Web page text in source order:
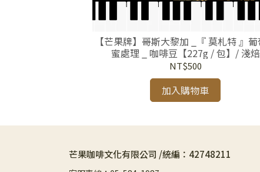
【芒果牌】哥斯大黎加 _『 莫札特 』葡萄乾
蜜處理 _ 咖啡豆【227g / 包】/ 淺焙
NT$500
加入購物車
芒果咖啡文化有限公司 /統編：42748211